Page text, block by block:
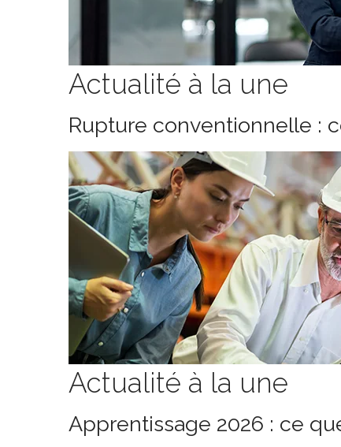
Actualité à la une
Rupture conventionnelle :
Actualité à la une
Apprentissage 2026 : ce